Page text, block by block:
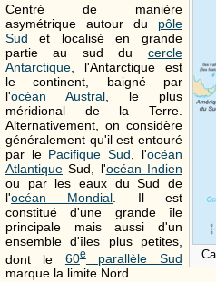
Centré de manière
asymétrique autour du pôle
Sud et localisé en grande
partie au sud du cercle
Antarctique , l'Antarctique est
le continent, baigné par
l'océan Austral, le plus
méridional de la Terre.
Alternativement, on considère
généralement qu'il est entouré
par le Pacifique Sud , l'océan
Atlantique Sud, l'océan Indien
ou par les eaux du Sud de
l'océan Mondial . Il est
constitué d'une grande île
principale mais aussi d'un
ensemble d'îles plus petites,
dont le 60eparallèle Sud
marque la limite Nord.